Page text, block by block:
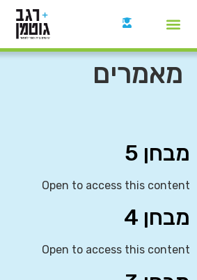
מאמרים
מבחן 5
Open to access this content
מבחן 4
Open to access this content